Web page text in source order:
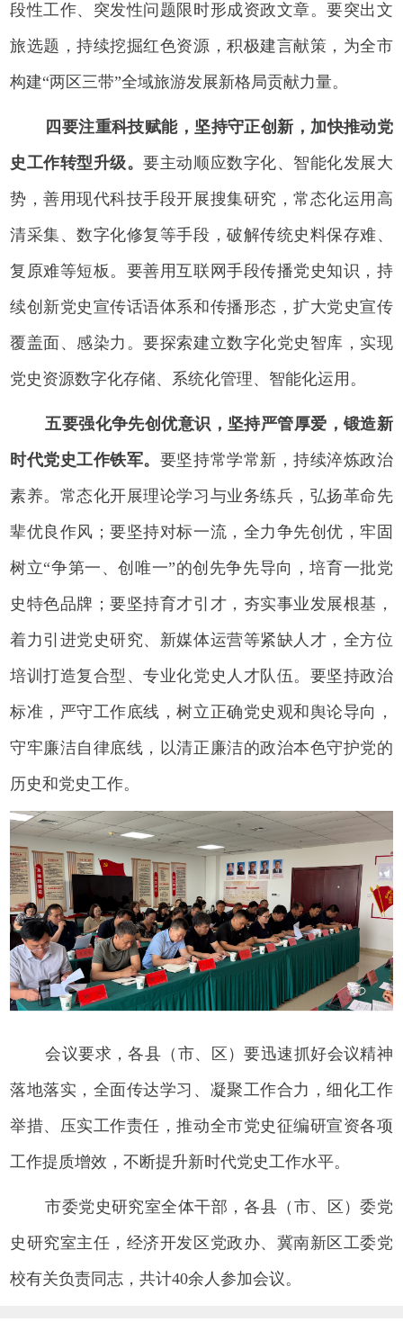
段性工作、突发性问题限时形成资政文章。要突出文
旅选题，持续挖掘红色资源，积极建言献策，为全市
构建“两区三带”全域旅游发展新格局贡献力量。
四要注重科技赋能，坚持守正创新，加快推动党
史工作转型升级。要主动顺应数字化、智能化发展大
势，善用现代科技手段开展搜集研究，常态化运用高
清采集、数字化修复等手段，破解传统史料保存难、
复原难等短板。要善用互联网手段传播党史知识，持
续创新党史宣传话语体系和传播形态，扩大党史宣传
覆盖面、感染力。要探索建立数字化党史智库，实现
党史资源数字化存储、系统化管理、智能化运用。
五要强化争先创优意识，坚持严管厚爱，锻造新
时代党史工作铁军。 要坚持常学常新，持续淬炼政治
素养。常态化开展理论学习与业务练兵，弘扬革命先
辈优良作风；要坚持对标一流，全力争先创优，牢固
树立“争第一、创唯一”的创先争先导向，培育一批党
史特色品牌；要坚持育才引才，夯实事业发展根基，
着力引进党史研究、新媒体运营等紧缺人才，全方位
培训打造复合型、专业化党史人才队伍。要坚持政治
标准，严守工作底线，树立正确党史观和舆论导向，
守牢廉洁自律底线，以清正廉洁的政治本色守护党的
历史和党史工作。
会议要求，各县（市、区）要迅速抓好会议精神
落地落实，全面传达学习、凝聚工作合力，细化工作
举措、压实工作责任，推动全市党史征编研宣资各项
工作提质增效，不断提升新时代党史工作水平。
市委党史研究室全体干部，各县（市、区）委党
史研究室主任，经济开发区党政办、冀南新区工委党
校有关负责同志，共计40余人参加会议。